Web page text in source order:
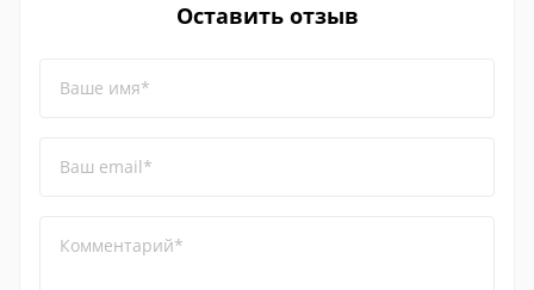
Оставить отзыв
Ваше имя*
Ваш email*
Комментарий*